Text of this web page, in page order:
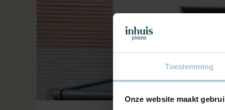
Toestemming
Onze website maakt